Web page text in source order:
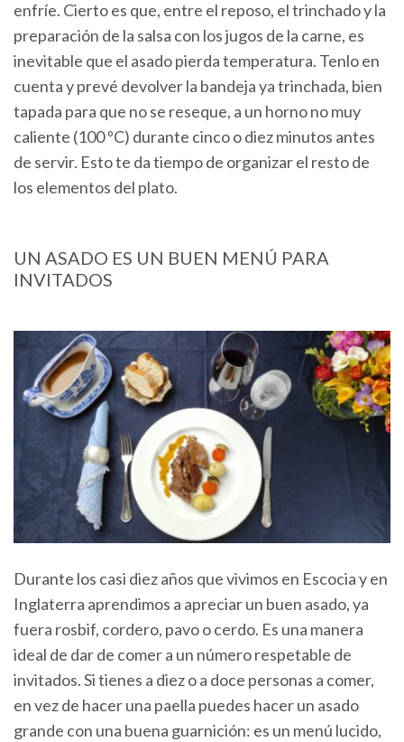
enfríe. Cierto es que, entre el reposo, el trinchado y la
preparación de la salsa con los jugos de la carne, es
inevitable que el asado pierda temperatura. Tenlo en
cuenta y prevé devolver la bandeja ya trinchada, bien
tapada para que no se reseque, a un horno no muy
caliente (100 ºC) durante cinco o diez minutos antes
de servir. Esto te da tiempo de organizar el resto de
los elementos del plato.
UN ASADO ES UN BUEN MENÚ PARA
INVITADOS
Durante los casi diez años que vivimos en Escocia y en
Inglaterra aprendimos a apreciar un buen asado, ya
fuera rosbif, cordero, pavo o cerdo. Es una manera
ideal de dar de comer a un número respetable de
invitados. Si tienes a diez o a doce personas a comer,
en vez de hacer una paella puedes hacer un asado
grande con una buena guarnición: es un menú lucido,